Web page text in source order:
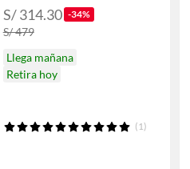
S/ 314.30 -34%
S/ 479
Llega mañana
Retira hoy
(1)